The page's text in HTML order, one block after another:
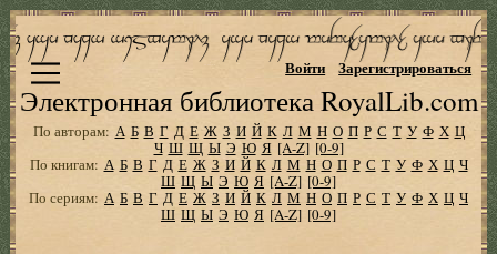
Электронная библиотека RoyalLib.com
Войти Зарегистрироваться
По авторам: А Б В Г Д Е Ж З И Й К Л М Н О П Р С Т У Ф Х Ц
Ч Ш Щ Ы Э Ю Я [A-Z] [0-9]
По книгам: А Б В Г Д Е Ж З И Й К Л М Н О П Р С Т У Ф Х Ц Ч
Ш Щ Ы Э Ю Я [A-Z] [0-9]
По сериям: А Б В Г Д Е Ж З И Й К Л М Н О П Р С Т У Ф Х Ц Ч
Ш Щ Ы Э Ю Я [A-Z] [0-9]